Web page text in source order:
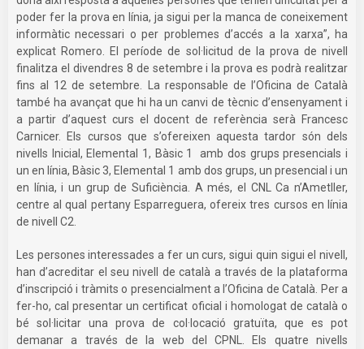
poder fer la prova en línia, ja sigui per la manca de coneixement
informàtic necessari o per problemes d’accés a la xarxa”, ha
explicat Romero. El període de sol·licitud de la prova de nivell
finalitza el divendres 8 de setembre i la prova es podrà realitzar
fins al 12 de setembre. La responsable de l’Oficina de Català
també ha avançat que hi ha un canvi de tècnic d’ensenyament i
a partir d’aquest curs el docent de referència serà Francesc
Carnicer. Els cursos que s’ofereixen aquesta tardor són dels
nivells Inicial, Elemental 1, Bàsic 1 amb dos grups presencials i
un en línia, Bàsic 3, Elemental 1 amb dos grups, un presencial i un
en línia, i un grup de Suficiència. A més, el CNL Ca n’Ametller,
centre al qual pertany Esparreguera, ofereix tres cursos en línia
de nivell C2.
Les persones interessades a fer un curs, sigui quin sigui el nivell,
han d’acreditar el seu nivell de català a través de la plataforma
d’inscripció i tràmits o presencialment a l’Oficina de Català. Per a
fer-ho, cal presentar un certificat oficial i homologat de català o
bé sol·licitar una prova de col·locació gratuïta, que es pot
demanar a través de la web del CPNL. Els quatre nivells